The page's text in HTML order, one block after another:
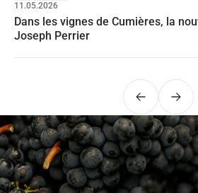
11.05.2026
Dans les vignes de Cumières, la
Joseph Perrier
Précédent